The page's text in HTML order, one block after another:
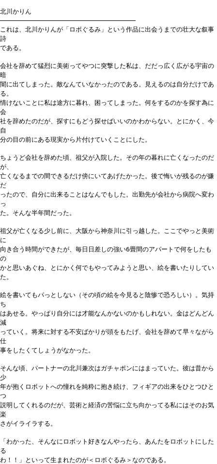
北川かりん
───────────────────────────────────
これは、北川かりんが「ロボぐるみ」という作品に出会うまでの壮大な叙事
詩
である。
会社を辞めて猛烈に美術ってやつに突撃した私は、だだっ広く広がる宇宙の
暗
闇に出てしまった。敵なんていなかったのである。見えるのは自分だけであ
る。
情けないことに私は途方に暮れ、困ってしまった。何をするのかを探す為に
会
社を辞めたのだが、探すにもどう探せばいいのかわからない。とにかく、今
自
分の目の前にある現実から片付けていくことにした。
ちょうど会社を辞めた頃、祖父が入院した。その年の暮れに亡くなったのだ
が、
亡くなるまでの間できるだけ傍にいてあげたかった。後で悔いが残るのが嫌
だ
ったので、自分に出来ることはなんでもした。出勤先が会社から病院へ変わ
っ
た。そんな半年間だった。
祖父が亡くなる少し前に、大阪から神奈川に引っ越した。ここでやっと美術
に
向き合う時間ができたが、毎日日差しの強い6畳間のアパートで何をしたも
の
かと思いあぐね、とにかく何でもやってみようと思い、絵を書いたりしてい
た。
絵を書いてもパっとしない（その頃の絵を今見ると陰惨で恐ろしい）。気持
ち
はあせる。やっぱり自分には才能なんかないのかもしれない。金はどんどん
減
っていく。将来に対する不安ばかりが頭をもたげ、会社を辞めて早々ながら
仕
事をしたくてしょうがなかった。
そんな頃、パートナーの北川兼次はガチャポンにはまっていた。彼は昔から
少
年が抱くロボットへの憧れを純粋に抱き続け、フィギアの出来をひとつひと
つ
説明してくれるのだが、芸術と経済の苦悩に立ち向かってる私にはそのお気
楽
さがイライラする。
「わかった、そんなにロボット好きなんやったら、あんたをロボットにした
る
わ！！」といって生まれたのが＜ロボぐるみ＞なのである。